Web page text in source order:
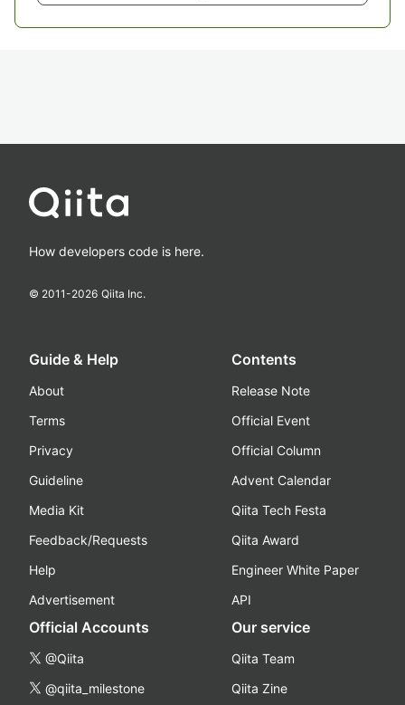
How developers code is here.
© 2011-2026 Qiita Inc.
Guide & Help
About
Terms
Privacy
Guideline
Media Kit
Feedback/Requests
Help
Advertisement
Contents
Release Note
Official Event
Official Column
Advent Calendar
Qiita Tech Festa
Qiita Award
Engineer White Paper
API
Official Accounts
@Qiita
@qiita_milestone
Our service
Qiita Team
Qiita Zine